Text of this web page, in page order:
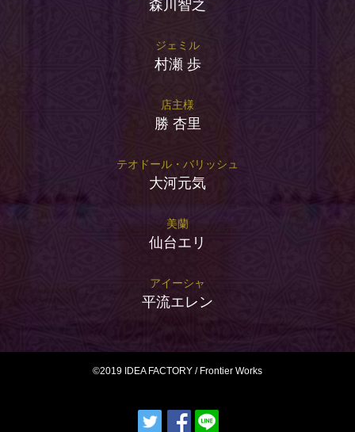
森川智之
ジェミル
村瀬 歩
店主様
勝 杏里
テオドール・バリッシュ
大河元気
美蘭
仙台エリ
アイーシャ
平流エレン
©2019 IDEA FACTORY / Frontier Works